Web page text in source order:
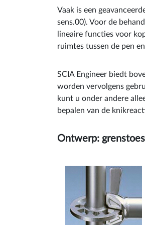
Vaak is een
sens.00). Voor de
lineaire functies voor
ruimtes tussen de pen
SCIA Engineer biedt
worden vervolgens
kunt u onder andere
bepalen van de
Ontwerp: